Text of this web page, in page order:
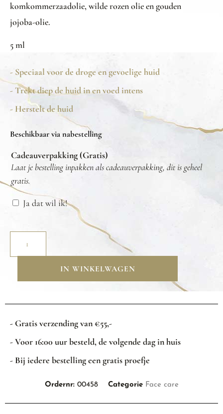
komkommerzaadolie, wilde rozen olie en gouden
jojoba-olie.
5 ml
- Speciaal voor de droge en gevoelige huid
- Trekt diep de huid in en voed intens
- Herstelt de huid
Beschikbaar via nabestelling
Cadeauverpakking (Gratis)
Laat je bestelling inpakken als cadeauverpakking, dit is geheel
gratis.
Ja dat wil ik!
IN WINKELWAGEN
- Gratis verzending van €55,-
- Voor 16:00 uur besteld, de volgende dag in huis
- Bij iedere bestelling een gratis proefje
Ordernr: 00458 Categorie Face care